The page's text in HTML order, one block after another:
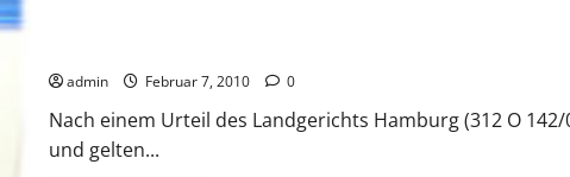
admin Februar 7, 2010 0
Nach einem Urteil des Landgerichts Hamburg (312 O
und gelten...